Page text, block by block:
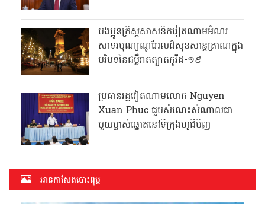
បងប្អូនគ្រិស្តសាសនិកវៀតណាមអំណរ
សាទរបុណ្យណូអែលដ៏សុខសាន្តត្រាណក្នុង
បរិបទនៃជម្ងឺរាតត្បាតកូវីដ-១៩
ប្រធានរដ្ឋវៀតណាមលោក Nguyen
Xuan Phuc ជួបសំណេះសំណាលជា
មួយម្ចាស់ឆ្នោតនៅទីក្រុងហូជីមិញ
អាន​កាសែត​បោះពុម្ភ